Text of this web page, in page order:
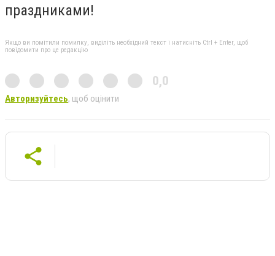
праздниками!
Якщо ви помітили помилку, виділіть необхідний текст і натисніть Ctrl + Enter, щоб
повідомити про це редакцію
0,0
Авторизуйтесь, щоб оцінити